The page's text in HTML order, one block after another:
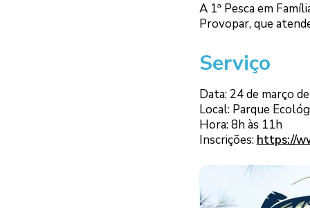
A 1ª Pesca em
Provopar, que
Serviço
Data: 24 de março
Local: Parque
Hora: 8h às 11h
Inscrições: https://